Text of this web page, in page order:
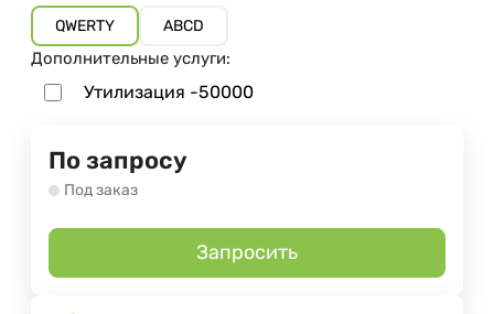
QWERTY ABCD
Дополнительные услуги:
Утилизация -50000
По запросу
Под заказ
Запросить